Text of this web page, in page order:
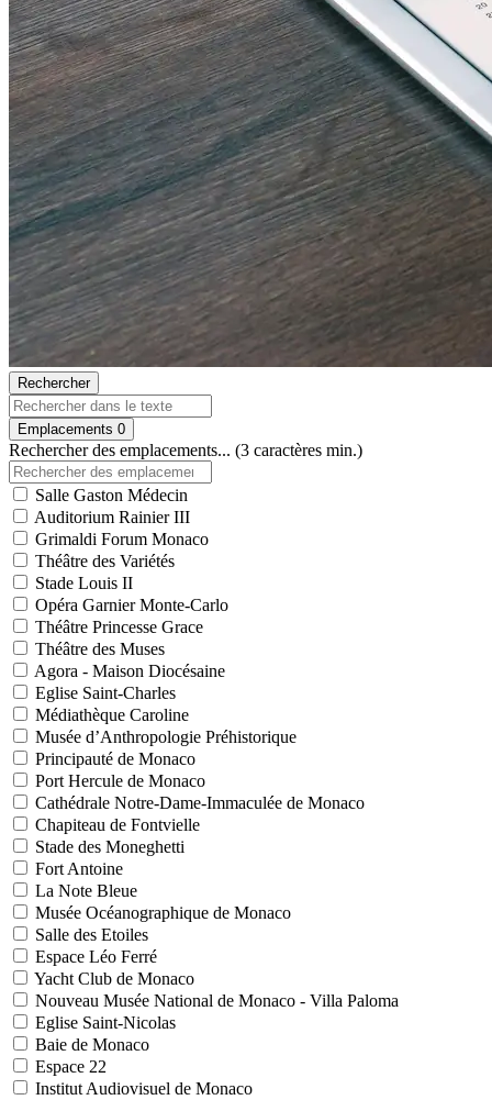
Rechercher
Emplacements 0
Rechercher des emplacements... (3 caractères min.)
Salle Gaston Médecin
Auditorium Rainier III
Grimaldi Forum Monaco
Théâtre des Variétés
Stade Louis II
Opéra Garnier Monte-Carlo
Théâtre Princesse Grace
Théâtre des Muses
Agora - Maison Diocésaine
Eglise Saint-Charles
Médiathèque Caroline
Musée d’Anthropologie Préhistorique
Principauté de Monaco
Port Hercule de Monaco
Cathédrale Notre-Dame-Immaculée de Monaco
Chapiteau de Fontvielle
Stade des Moneghetti
Fort Antoine
La Note Bleue
Musée Océanographique de Monaco
Salle des Etoiles
Espace Léo Ferré
Yacht Club de Monaco
Nouveau Musée National de Monaco - Villa Paloma
Eglise Saint-Nicolas
Baie de Monaco
Espace 22
Institut Audiovisuel de Monaco